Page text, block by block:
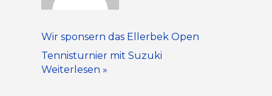
Wir sponsern das Ellerbek Open
Tennisturnier mit Suzuki
Weiterlesen »